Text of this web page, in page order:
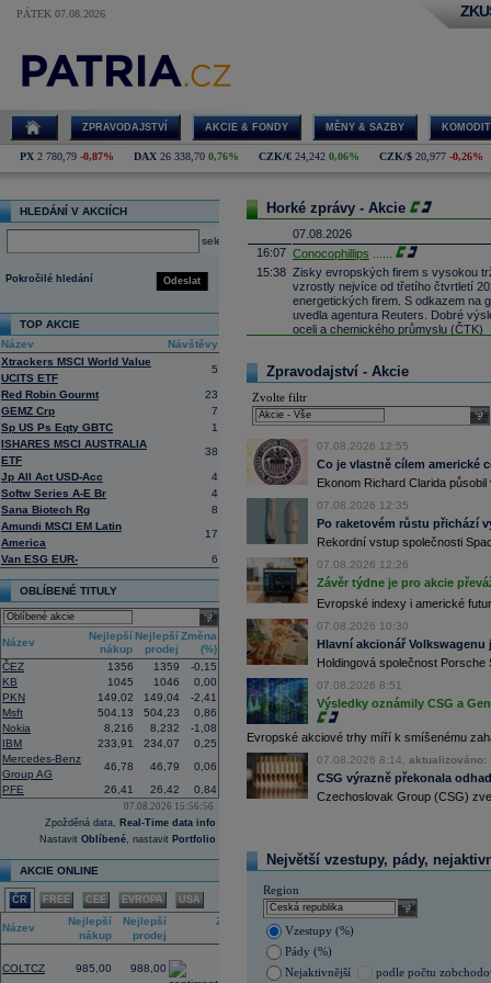
PÁTEK 07.08.2026
ZPRAVODAJSTVÍ AKCIE & FONDY MĚNY & SAZBY
PX 2 780,79 -0,87% DAX 26 338,70 0,76% CZK/€ 24,242 0,06% CZK/$ 20,977 -0,26%
HLEDÁNÍ V AKCIÍCH
select
Odeslat
Pokročilé hledání
TOP AKCIE
Název
Návštěvy
Xtrackers MSCI World Value
UCITS ETF
5
Red Robin Gourmt
23
GEMZ Crp
7
Sp US Ps Eqty GBTC
1
ISHARES MSCI AUSTRALIA
ETF
38
Jp All Act USD-Acc
4
Softw Series A-E Br
4
Sana Biotech Rg
8
Amundi MSCI EM Latin
America
17
Van ESG EUR- 6
OBLÍBENÉ TITULY
select
Název
Nejlepší
nákup
Nejlepší
prodej
Změna
(%)
ČEZ
1356 1359
-0,15
KB
1045 1046
0,00
PKN
149,02 149,04
-2,41
Msft
504,13 504,23
0,86
Nokia
8,216 8,232
-1,08
IBM
233,91 234,07
0,25
Mercedes-Benz
Group AG
46,78 46,79
0,06
PFE
26,41 26,42 0,84
07.08.2026 15:56:56
Zpožděná data, Real-Time data info
Nastavit Oblíbené, nastavit Portfolio
AKCIE ONLINE
ČR FREE CEE EVROPA USA
Název
Nejlepší
nákup
Nejlepší
prodej
Změna
COLTCZ 985,00 988,00
Horké zprávy - Akcie
07.08.2026
16:07 Conocophillips
15:38 Zisky evropských firem s vysokou
vzrostly nejvíce od třetího čtvrtletí
energetických firem. S odkazem na
uvedla agentura Reuters. Dobré
oceli a chemického průmyslu (ČTK)
15:05 Block - Bernste...
14:49
14:24 Roche -Morgan......
13:59 DHL - Bernstein...
13:44 BAE Systems - M...
13:04 Jedna z největších světových
procent v novém provozovateli
Bestsport O2 arenu a O2
investiční společnost, PPF dosud
12:09 Akciové podílové fondy za prvních
procenta, smíšené fondy 4,4
akciové fondy podle indexu přinesly
procenta a dluhopisové fondy 2,5
11:43 Novo Nordisk -...
11:27 Jedna z největších světových
procent v novém provozovateli
Nový společný podnik založí s
Bestsport O2 arenu a O2
investiční společnost, PPF dosud
11:16 Porsche SE, která je hlavním
se v pololetí propadla do čisté ztráty
Zároveň automobilku
konkurenceschopnosti (ČTK)
11:02 Italy's Prysmia...
10:51 EasyJet-JP Mo......
10:28 BP -HSBCsnižu......
8:48 Airbnb očekává ve 3Q tržby 4,69 -
zisku 338 mil.
Zpravodajství - Akcie
Zvolte filtr
07.08.2026 12:55
Co je vlastně cílem americké
Ekonom Richard Clarida
07.08.2026 12:35
Po raketovém růstu přichází
Rekordní vstup společnosti
07.08.2026 12:26
Závěr týdne je pro akcie
Evropské indexy i americké
07.08.2026 10:30
Hlavní akcionář
Holdingová společnost
07.08.2026 8:51
Výsledky oznámily CSG a
Evropské akciové trhy míří k smíšenému
07.08.2026 8:14, aktualizováno:
CSG výrazně překonala
Czechoslovak Group (CSG)
Největší vzestupy, pády,
Region
select
Vzestupy (%)
Pády (%)
Nejaktivnější
podle počtu